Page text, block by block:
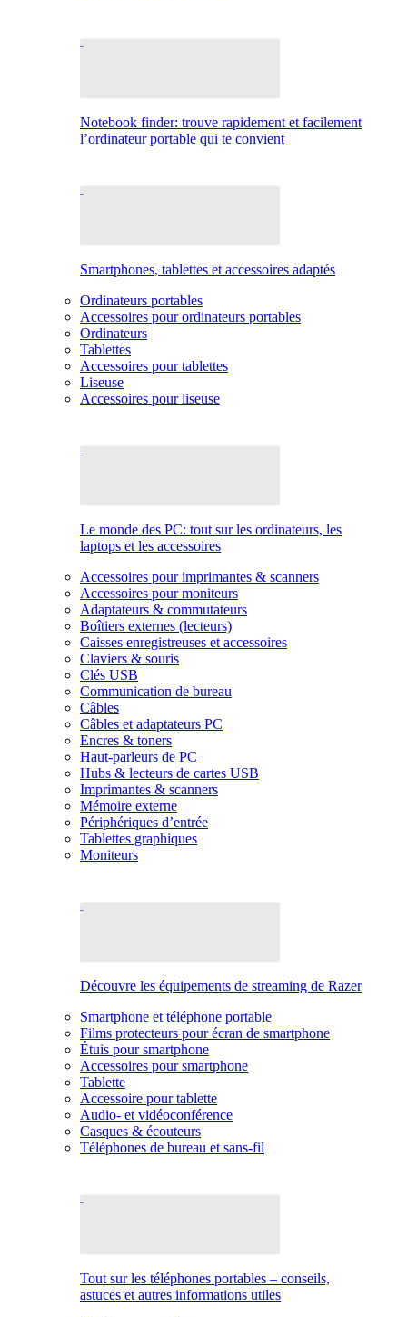
Notebook finder: trouve rapidement et facilement
l’ordinateur portable qui te convient
Smartphones, tablettes et accessoires adaptés
Ordinateurs portables
Accessoires pour ordinateurs portables
Ordinateurs
Tablettes
Accessoires pour tablettes
Liseuse
Accessoires pour liseuse
Le monde des PC: tout sur les ordinateurs, les
laptops et les accessoires
Accessoires pour imprimantes & scanners
Accessoires pour moniteurs
Adaptateurs & commutateurs
Boîtiers externes (lecteurs)
Caisses enregistreuses et accessoires
Claviers & souris
Clés USB
Communication de bureau
Câbles
Câbles et adaptateurs PC
Encres & toners
Haut-parleurs de PC
Hubs & lecteurs de cartes USB
Imprimantes & scanners
Mémoire externe
Périphériques d’entrée
Tablettes graphiques
Moniteurs
Découvre les équipements de streaming de Razer
Smartphone et téléphone portable
Films protecteurs pour écran de smartphone
Étuis pour smartphone
Accessoires pour smartphone
Tablette
Accessoire pour tablette
Audio- et vidéoconférence
Casques & écouteurs
Téléphones de bureau et sans-fil
Tout sur les téléphones portables – conseils,
astuces et autres informations utiles